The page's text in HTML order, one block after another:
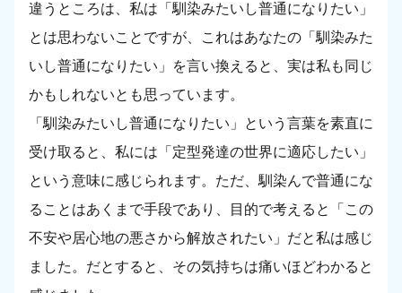
違うところは、私は「馴染みたいし普通になりたい」
とは思わないことですが、これはあなたの「馴染みた
いし普通になりたい」を言い換えると、実は私も同じ
かもしれないとも思っています。
「馴染みたいし普通になりたい」という言葉を素直に
受け取ると、私には「定型発達の世界に適応したい」
という意味に感じられます。ただ、馴染んで普通にな
ることはあくまで手段であり、目的で考えると「この
不安や居心地の悪さから解放されたい」だと私は感じ
ました。だとすると、その気持ちは痛いほどわかると